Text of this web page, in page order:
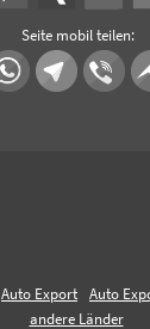
Seite mobil teilen:
Auto Export
Auto
andere Länder